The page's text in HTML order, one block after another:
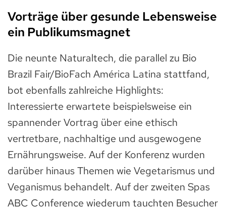
Vorträge über gesunde Lebensweise
ein Publikumsmagnet
Die neunte Naturaltech, die parallel zu Bio
Brazil Fair/BioFach América Latina stattfand,
bot ebenfalls zahlreiche Highlights:
Interessierte erwartete beispielsweise ein
spannender Vortrag über eine ethisch
vertretbare, nachhaltige und ausgewogene
Ernährungsweise. Auf der Konferenz wurden
darüber hinaus Themen wie Vegetarismus und
Veganismus behandelt. Auf der zweiten Spas
ABC Conference wiederum tauchten Besucher